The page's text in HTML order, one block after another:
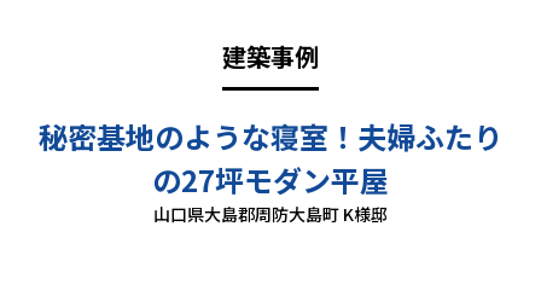
建築事例
秘密基地のような寝室！夫婦ふたり
の27坪モダン平屋
山口県大島郡周防大島町 K様邸